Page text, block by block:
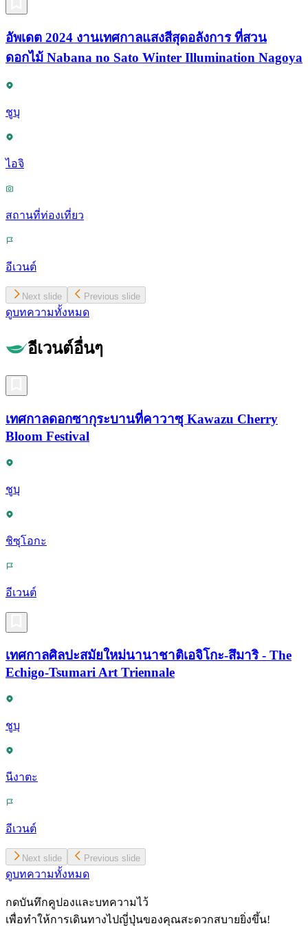
อัพเดต 2024 งานเทศกาลแสงสีสุดอลังการ ที่สวน
ดอกไม้ Nabana no Sato Winter Illumination Nagoya
ชูบุ
ไอจิ
สถานที่ท่องเที่ยว
อีเวนต์
Next slide Previous slide
ดูบทความทั้งหมด
อีเวนต์อื่นๆ
เทศกาลดอกซากุระบานที่คาวาซุ Kawazu Cherry
Bloom Festival
ชูบุ
ชิซุโอกะ
อีเวนต์
เทศกาลศิลปะสมัยใหม่นานาชาติเอจิโกะ-สึมาริ - The
Echigo-Tsumari Art Triennale
ชูบุ
นีงาตะ
อีเวนต์
Next slide Previous slide
ดูบทความทั้งหมด
กดบันทึกคูปองและบทความไว้
เพื่อทำให้การเดินทางไปญี่ปุ่นของคุณสะดวกสบายยิ่งขึ้น!